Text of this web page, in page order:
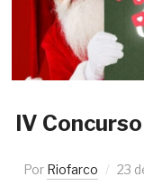
IV
Por Riofarco 23